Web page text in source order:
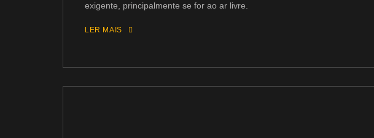
exigente, principalmente se for ao ar livre.
LER MAIS